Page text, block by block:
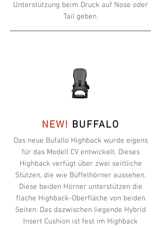
Unterstützung beim Druck auf Nose oder
Tail geben.
NEW! BUFFALO
Das neue Bufallo Highback wurde eigens
für das Modell CV entwickelt. Dieses
Highback verfügt über zwei seitlliche
Stützen, die wie Büffelhörner aussehen.
Diese beiden Hörner unterstützen die
flache Highback-Oberfläche von beiden
Seiten. Das dazwischen liegende Hybrid
Insert Cushion ist fest im Highback